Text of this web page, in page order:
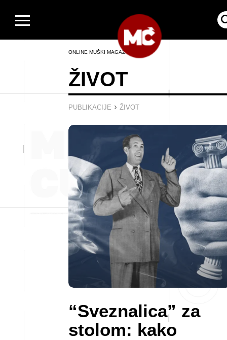
ONLINE MUŠKI MAGAZIN
ŽIVOT
PUBLIKACIJE › ŽIVOT
“Sveznalica” za
stolom: kako